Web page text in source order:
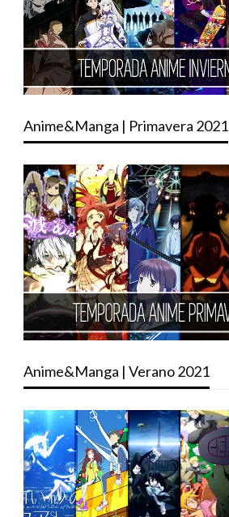
Anime&Manga | Primavera 2021
Anime&Manga | Verano 2021